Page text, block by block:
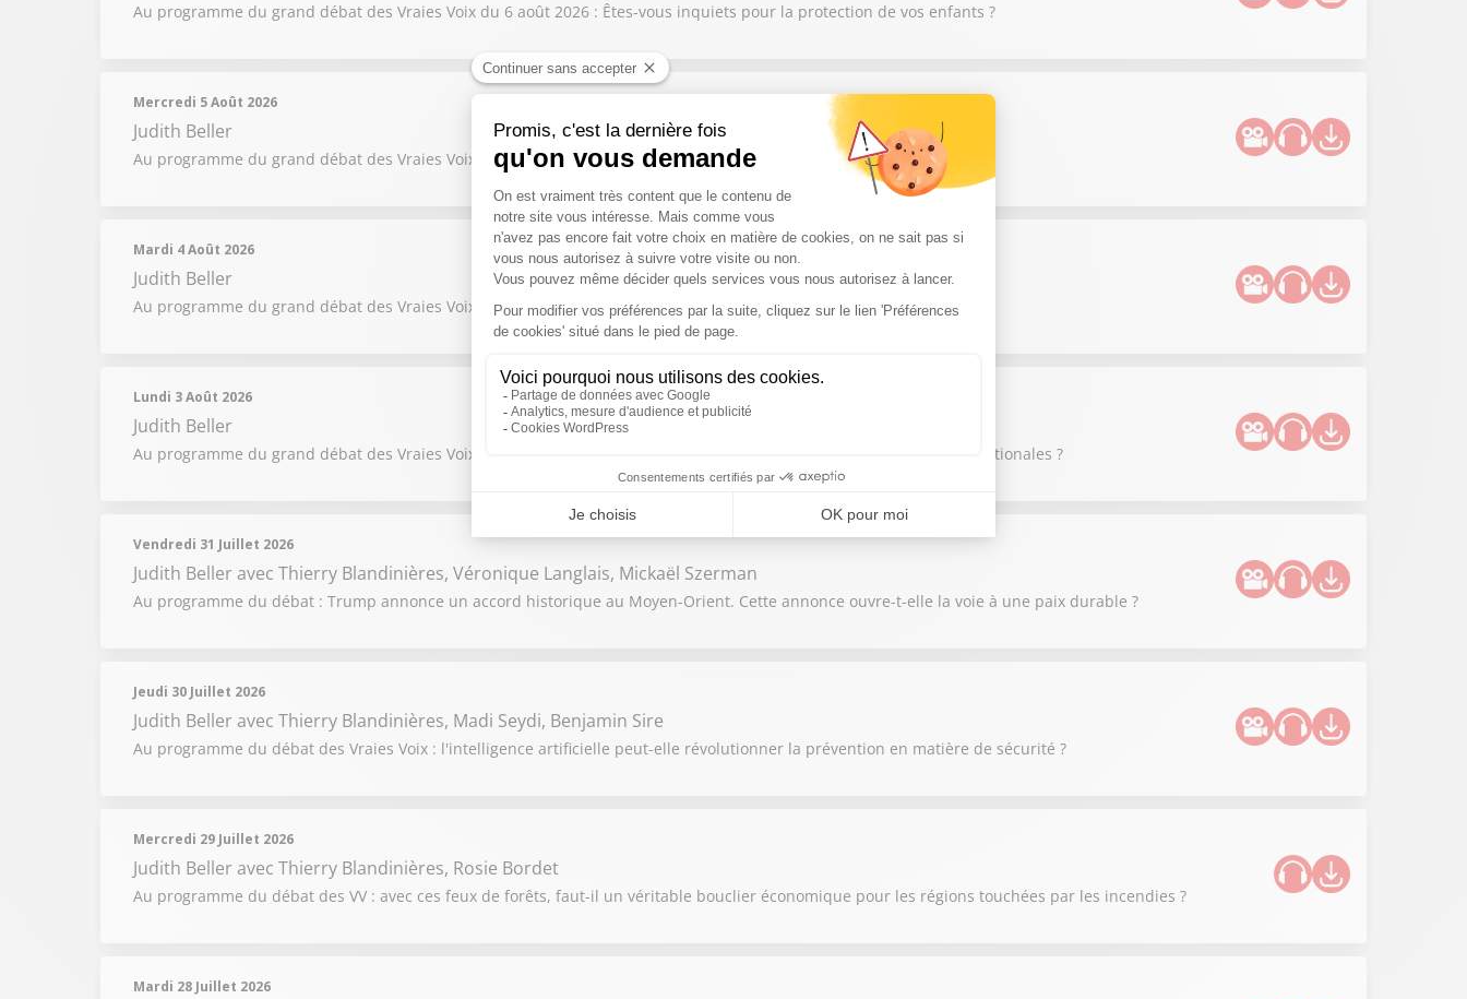
Au programme du grand débat des Vraies Voix du 6 août 2026 : Êtes-vous inquiets pour la protection de vos enfants ?
Mercredi 5 Août 2026
Judith Beller
Au programme du grand débat des Vraies Voix du 5 août : prix à la pompe, faut-il plafonner le prix des carburants ?
Mardi 4 Août 2026
Judith Beller
Au programme du grand débat des Vraies Voix du mardi 4 août 2026 : Les vacances sont-elles devenues un luxe ?
Lundi 3 Août 2026
Judith Beller
Au programme du grand débat des Vraies Voix du 3 août 2026 : La France est-elle trop dépendante des crises internationales ?
Vendredi 31 Juillet 2026
Judith Beller avec Thierry Blandinières, Véronique Langlais, Mickaël Szerman
Au programme du débat : Trump annonce un accord historique au Moyen-Orient. Cette annonce ouvre-t-elle la voie à une paix durable ?
Jeudi 30 Juillet 2026
Judith Beller avec Thierry Blandinières, Madi Seydi, Benjamin Sire
Au programme du débat des Vraies Voix : l'intelligence artificielle peut-elle révolutionner la prévention en matière de sécurité ?
Mercredi 29 Juillet 2026
Judith Beller avec Thierry Blandinières, Rosie Bordet
Au programme du débat des VV : avec ces feux de forêts, faut-il un véritable bouclier économique pour les régions touchées par les incendies ?
Mardi 28 Juillet 2026